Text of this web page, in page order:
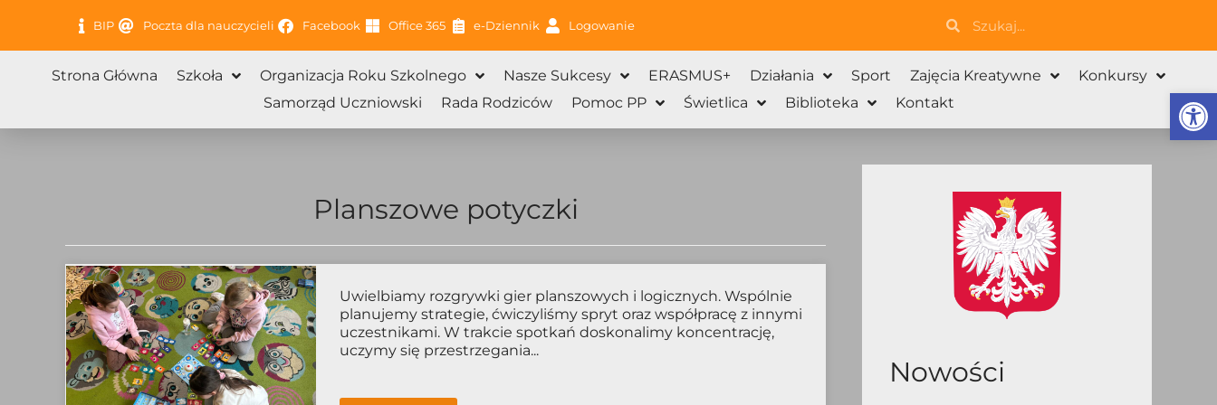
BIP Poczta dla nauczycieli Facebook Office 365 e-Dziennik Logowanie SzukajSzukaj
Strona Główna Szkoła Organizacja Roku Szkolnego Nasze Sukcesy ERASMUS+ Działania Sport Zajęcia Kreatywne
Konkursy
Samorząd Uczniowski
Rada Rodziców Pomoc PP Świetlica Biblioteka Kontakt
Planszowe potyczki
Uwielbiamy rozgrywki gier planszowych i logicznych. Wspólnie
planujemy strategie, ćwiczyliśmy spryt oraz współpracę z innymi
uczestnikami. W trakcie spotkań doskonalimy koncentrację,
uczymy się przestrzegania...
Nowości